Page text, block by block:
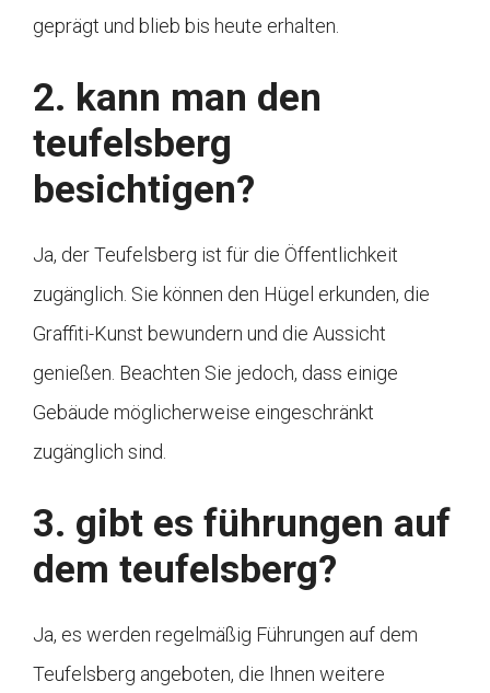
geprägt und blieb bis heute erhalten.
2. kann man den
teufelsberg
besichtigen?
Ja, der Teufelsberg ist für die Öffentlichkeit
zugänglich. Sie können den Hügel erkunden, die
Graffiti-Kunst bewundern und die Aussicht
genießen. Beachten Sie jedoch, dass einige
Gebäude möglicherweise eingeschränkt
zugänglich sind.
3. gibt es führungen auf
dem teufelsberg?
Ja, es werden regelmäßig Führungen auf dem
Teufelsberg angeboten, die Ihnen weitere